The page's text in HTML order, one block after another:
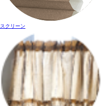
スクリーン